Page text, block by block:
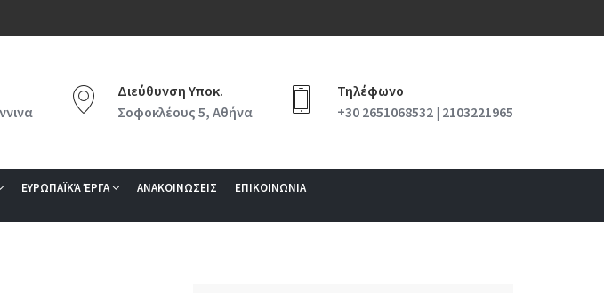
Διεύθυνση Υποκ.
Σοφοκλέους 5, Αθήνα
Τηλέφωνο
+30 2651068532 | 2103221965
ΕΥΡΩΠΑΪΚΆ ΈΡΓΑ ΑΝΑΚΟΙΝΩΣΕΙΣ ΕΠΙΚΟΙΝΩΝΙΑ